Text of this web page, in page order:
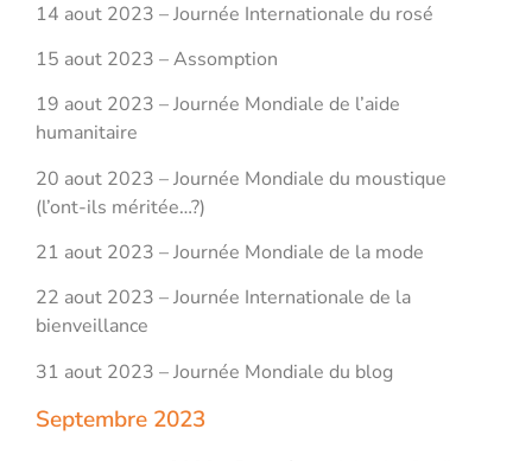
14 aout 2023 – Journée Internationale du rosé
15 aout 2023 – Assomption
19 aout 2023 – Journée Mondiale de l’aide
humanitaire
20 aout 2023 – Journée Mondiale du moustique
(l’ont-ils méritée…?)
21 aout 2023 – Journée Mondiale de la mode
22 aout 2023 – Journée Internationale de la
bienveillance
31 aout 2023 – Journée Mondiale du blog
Septembre 2023